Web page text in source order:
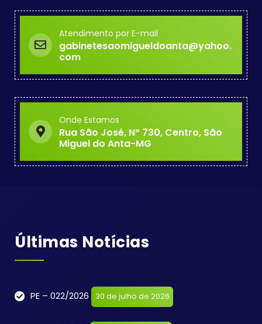
Atendimento por E-mail
gabinetesaomigueldoanta@yahoo.
com
Onde Estamos
Rua São José, Nº 730, Centro, São
Miguel do Anta-MG
Últimas Notícias
PE – 022/2026 30 de julho de 2026